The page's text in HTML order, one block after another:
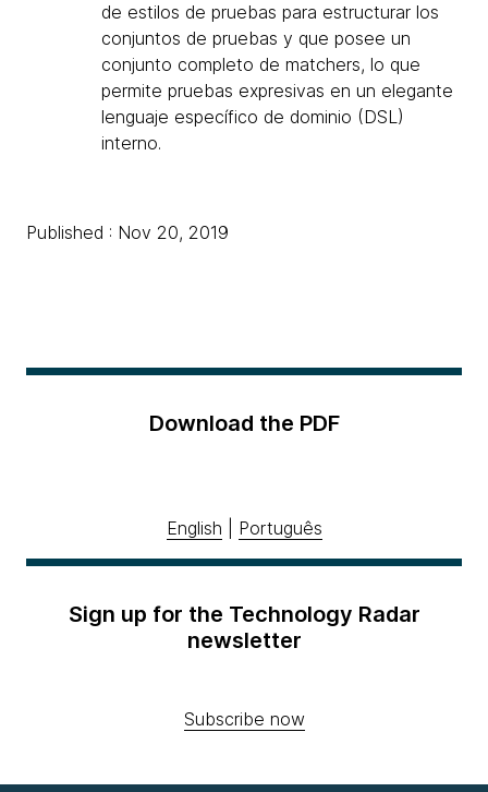
de estilos de pruebas para estructurar los
conjuntos de pruebas y que posee un
conjunto completo de matchers, lo que
permite pruebas expresivas en un elegante
lenguaje específico de dominio (DSL)
interno.
Published : Nov 20, 2019
Download the PDF
English Português
Sign up for the Technology Radar
newsletter
Subscribe now